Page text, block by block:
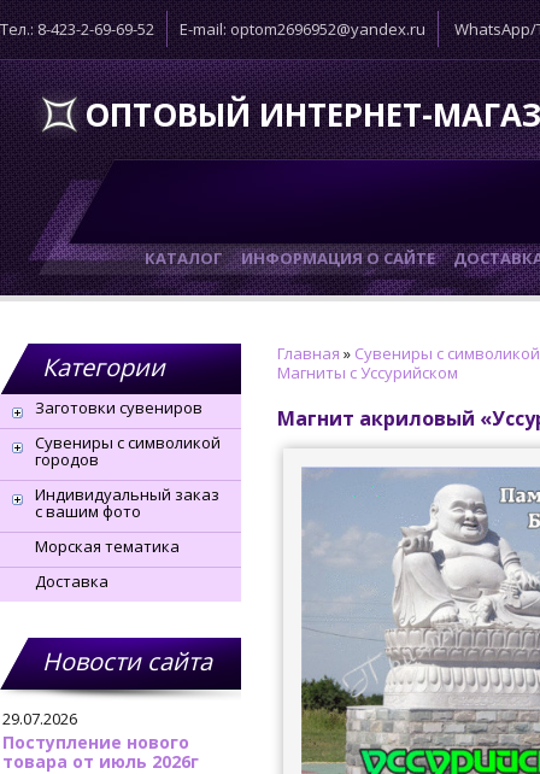
Тел.: 8-423-2-69-69-52 E-mail: optom2696952@yandex.ru WhatsApp/
ОПТОВЫЙ ИНТЕРНЕТ-
КАТАЛОГ ИНФОРМАЦИЯ О САЙТЕ
Категории
Заготовки сувениров
Сувениры с символикой
городов
Индивидуальный заказ
с вашим фото
Морская тематика
Доставка
Новости сайта
29.07.2026
Поступление нового
товара от июль 2026г
Главная » Сувениры с
Магниты с Уссурийском
Магнит акриловый